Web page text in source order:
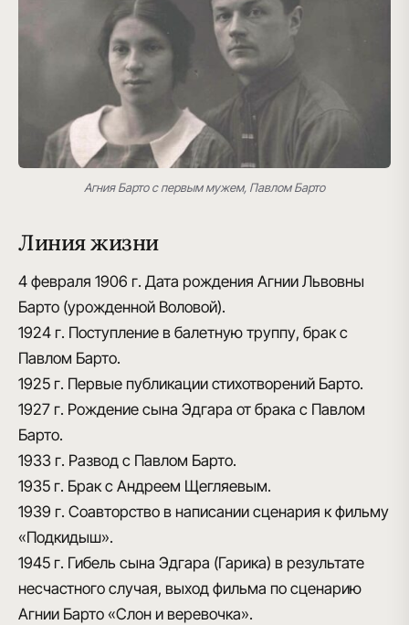
Агния Барто с первым мужем, Павлом Барто
Линия жизни
4 февраля 1906 г. Дата рождения Агнии Львовны
Барто (урожденной Воловой).
1924 г. Поступление в балетную труппу, брак с
Павлом Барто.
1925 г. Первые публикации стихотворений Барто.
1927 г. Рождение сына Эдгара от брака с Павлом
Барто.
1933 г. Развод с Павлом Барто.
1935 г. Брак с Андреем Щегляевым.
1939 г. Соавторство в написании сценария к фильму
«Подкидыш».
1945 г. Гибель сына Эдгара (Гарика) в результате
несчастного случая, выход фильма по сценарию
Агнии Барто «Слон и веревочка».